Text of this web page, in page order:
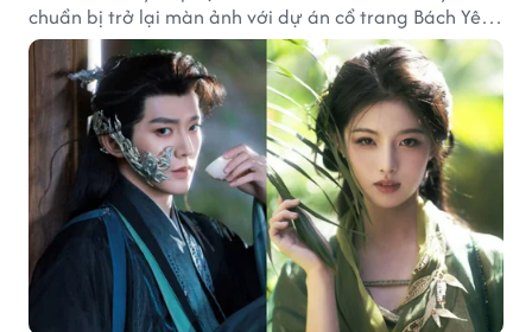
chuẩn bị trở lại màn ảnh với dự án cổ trang Bách Yêu
Phổ.